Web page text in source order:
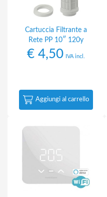
Cartuccia Filtrante a
Rete PP 10″ 120y
€ 4,50 IVA incl.
Aggiungi al carrello